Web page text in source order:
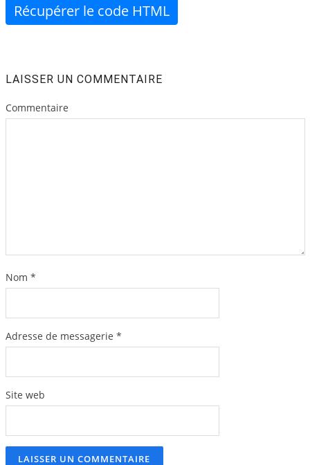
Récupérer le code HTML
LAISSER UN COMMENTAIRE
Commentaire
Nom *
Adresse de messagerie *
Site web